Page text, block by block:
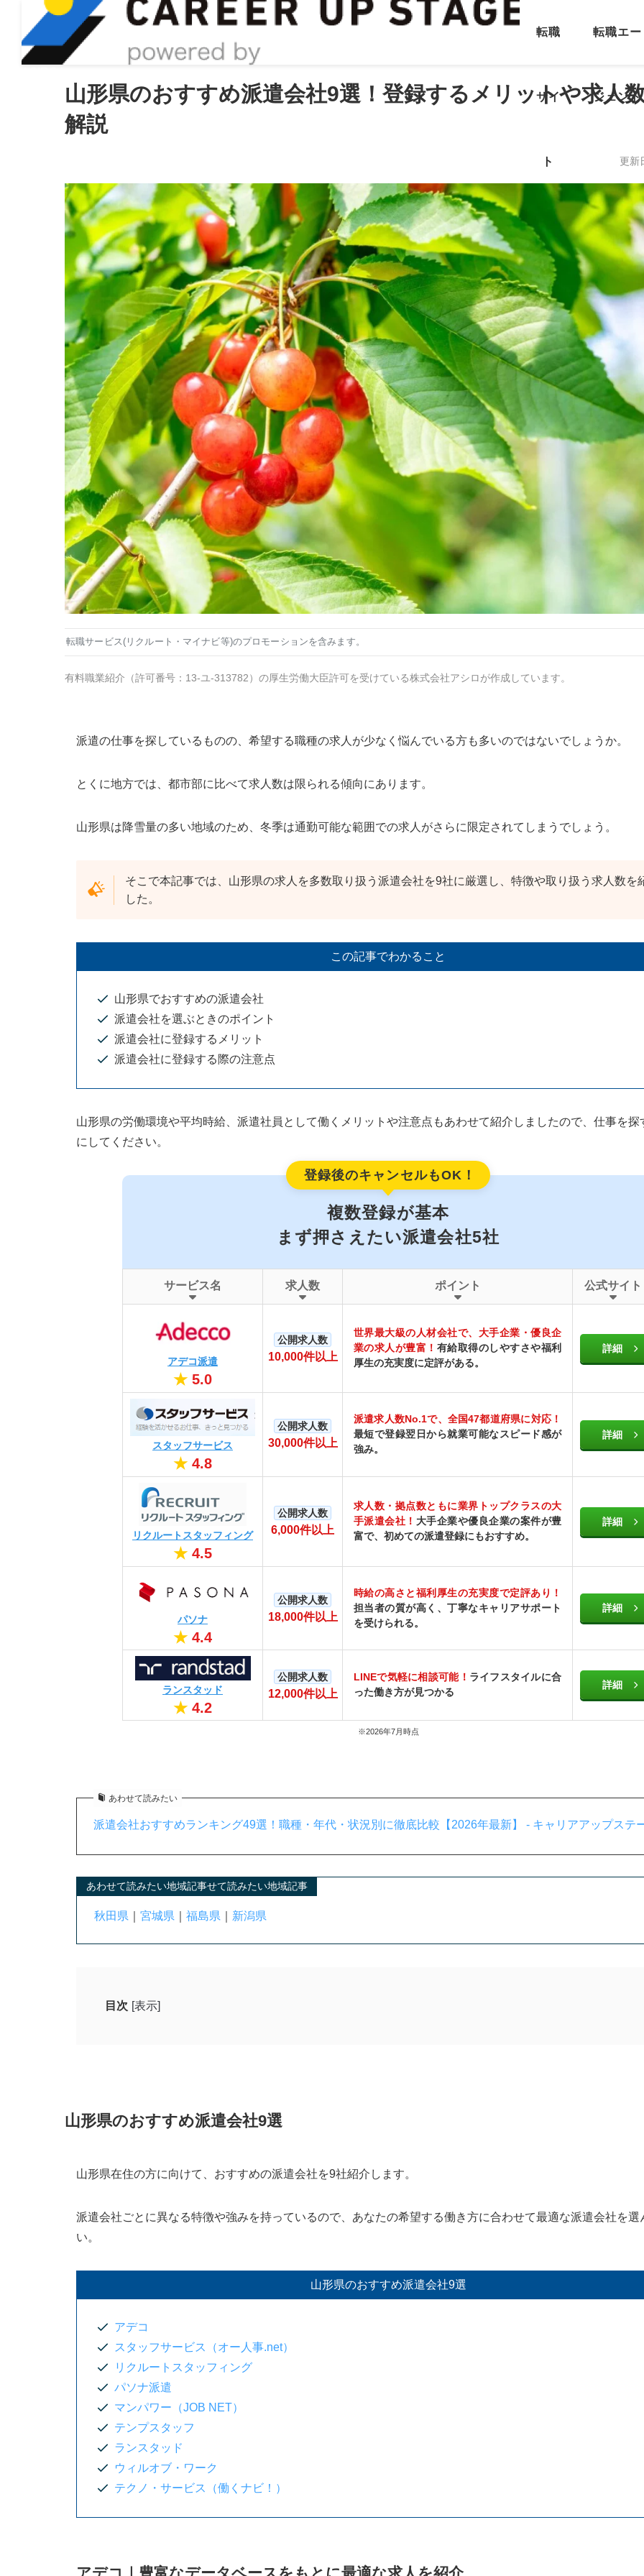
転職
サイ
ト
転職エー
ジェント
山形県のおすすめ派遣会社9選！登録するメリットや求人
解説
更新
転職サービス(リクルート・マイナビ等)のプロモーションを含みます。
有料職業紹介 （許可番号：13-ユ-313782）の厚生労働大臣許可を受けている株式会社アシロが作成しています。
派遣の仕事を探しているものの、希望する職種の求人が少なく悩んでいる方も多いのではないでしょうか。
とくに地方では、都市部に比べて求人数は限られる傾向にあります。
山形県は降雪量の多い地域のため、冬季は通勤可能な範囲での求人がさらに限定されてしまうでしょう。
そこで本記事では、山形県の求人を多数取り扱う派遣会社を9社に厳選し、特徴や取り扱う求人数を
した。
この記事でわかること
山形県でおすすめの派遣会社
派遣会社を選ぶときのポイント
派遣会社に登録するメリット
派遣会社に登録する際の注意点
山形県の労働環境や平均時給、派遣社員として働くメリットや注意点もあわせて紹介しましたので、仕事を探
にしてください。
登録後のキャンセルもOK！
複数登録が基本
まず押さえたい派遣会社5社
サービス名 求人数 ポイント 公式サイト
アデコ派遣
★ 5.0
公開求人数
10,000件以上
世界最大級の人材会社で、大手企業・優良企
業の求人が豊富！ 有給取得のしやすさや福利
厚生の充実度に定評がある。
詳細
スタッフサービス
★ 4.8
公開求人数
30,000件以上
派遣求人数No.1で、全国47都道府県に対応！
最短で登録翌日から就業可能なスピード感が
強み。
詳細
リクルートスタッフィング
★ 4.5
公開求人数
6,000件以上
求人数・拠点数ともに業界トップクラスの大
手派遣会社！ 大手企業や優良企業の案件が豊
富で、初めての派遣登録にもおすすめ。
詳細
パソナ
★ 4.4
公開求人数
18,000件以上
時給の高さと福利厚生の充実度で定評あり！
担当者の質が高く、丁寧なキャリアサポート
を受けられる。
詳細
ランスタッド
★ 4.2
公開求人数
12,000件以上
LINEで気軽に相談可能！ ライフスタイルに合
った働き方が見つかる
詳細
※2026年7月時点
あわせて読みたい
派遣会社おすすめランキング49選！職種・年代・状況別に徹底比較【2026年最新】 - キャリアアップステ
あわせて読みたい地域記事せて読みたい地域記事
秋田県 宮城県 福島県 新潟県
目次 [表示]
リクルートスタッフィング｜スピーディーな求人紹介
ランスタッド｜世界最大級の総合人材サービス
山形県の有効求人倍率は1.37倍
派遣社員の平均時給は1,241円
山形県で派遣会社を選ぶときのポイント
希望する職種の求人があるかを確認する
派遣会社のサポート内容を確認する
社会保険に加入できるかを確認する
複数の派遣会社を利用する
山形県のおすすめ派遣会社9選
山形県在住の方に向けて、おすすめの派遣会社を9社紹介します。
派遣会社ごとに異なる特徴や強みを持っているので、あなたの希望する働き方に合わせて最適な派遣会社を選
い。
山形県のおすすめ派遣会社9選
アデコ
スタッフサービス（オー人事.net）
リクルートスタッフィング
パソナ派遣
マンパワー（JOB NET）
テンプスタッフ
ランスタッド
ウィルオブ・ワーク
テクノ・サービス（働くナビ！）